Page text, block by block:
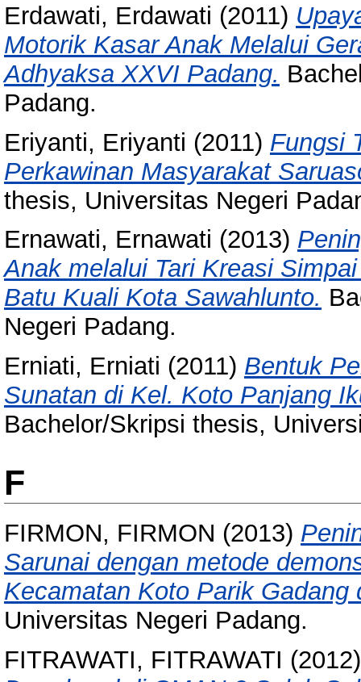
Erdawati, Erdawati (2011)
Motorik Kasar Anak Melalui
Adhyaksa XXVI Padang.
Padang.
Eriyanti, Eriyanti (2011) Fungsi
Perkawinan Masyarakat
thesis, Universitas Negeri
Ernawati, Ernawati (2013)
Anak melalui Tari Kreasi
Batu Kuali Kota Sawahlunto.
Negeri Padang.
Erniati, Erniati (2011) Bentuk
Sunatan di Kel. Koto Panjang
Bachelor/Skripsi thesis,
F
FIRMON, FIRMON (2013)
Sarunai dengan metode
Kecamatan Koto Parik Gadang
Universitas Negeri Padang.
FITRAWATI, FITRAWATI